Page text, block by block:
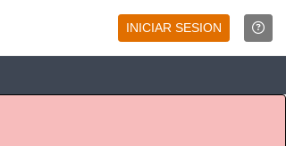
INICIAR SESION